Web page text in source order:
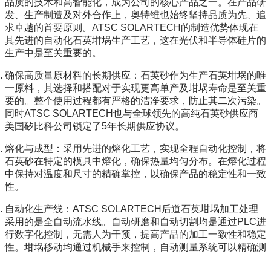
品质的技术和高智能化，成为公司的核心产品之一。在产品研
发、生产制造及对外合作上，奥特维也始终坚持品质为先、追
求卓越的首要原则。ATSC SOLARTECH的制造优势体现在
其先进的自动化石英坩埚生产工艺，这在光伏和半导体硅片的
生产中是至关重要的。
确保高质量原材料的长期供应：石英砂作为生产石英坩埚的唯
一原料，其选择和搭配对于实现更高单产及坩埚寿命是至关重
要的。整个使用过程都有严格的洁净要求，防止其二次污染。
同时ATSC SOLARTECH也与全球领先的高纯石英砂供应商
美国矽比科公司锁定了5年长期供应协议。
熔化与成型：采用先进的熔化工艺，实现全程自动化控制，将
石英砂在特定的模具中熔化，确保热量均匀分布。在熔化过程
中保持对温度和尺寸的精确掌控，以确保产品的稳定性和一致
性。
自动化生产线：ATSC SOLARTECH后道石英坩埚加工处理
采用的是全自动流水线。自动研磨和自动切割均是通过PLC进
行数字化控制，无需人为干预，提高产品的加工一致性和稳定
性。坩埚移动均通过机械手来控制，自动测量系统可以精确测